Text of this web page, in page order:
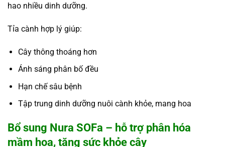
hao nhiều dinh dưỡng.
Tỉa cành hợp lý giúp:
Cây thông thoáng hơn
Ánh sáng phân bố đều
Hạn chế sâu bệnh
Tập trung dinh dưỡng nuôi cành khỏe, mang hoa
Bổ sung Nura SOFa – hỗ trợ phân hóa
mầm hoa, tăng sức khỏe cây